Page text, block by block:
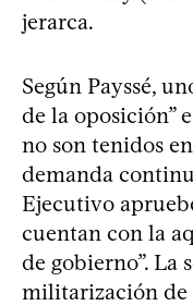
jerarca.
Según Payssé,
de la oposición”
no son tenidos
demanda
Ejecutivo
cuentan con la
de gobierno”. La
militarización de